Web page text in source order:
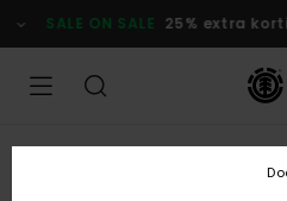
naar
Productinformatie
SALE ON SALE 25% extra